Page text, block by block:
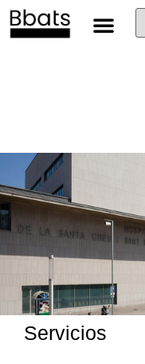
Servicios